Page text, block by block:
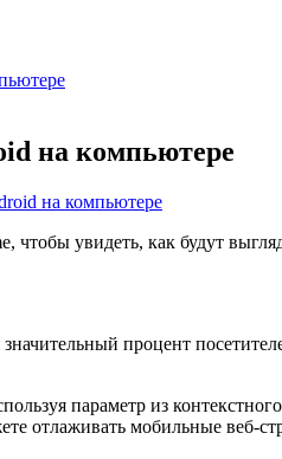
на компьютере
на компьютере
увидеть, как будут
процент
параметр из
отлаживать мобильные веб-